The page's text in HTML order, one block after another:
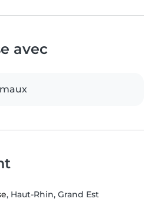
avec
, Haut-Rhin, Grand Est